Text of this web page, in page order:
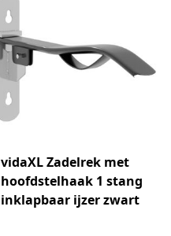
vidaXL Zadelrek met
hoofdstelhaak 1 stang
inklapbaar ijzer zwart